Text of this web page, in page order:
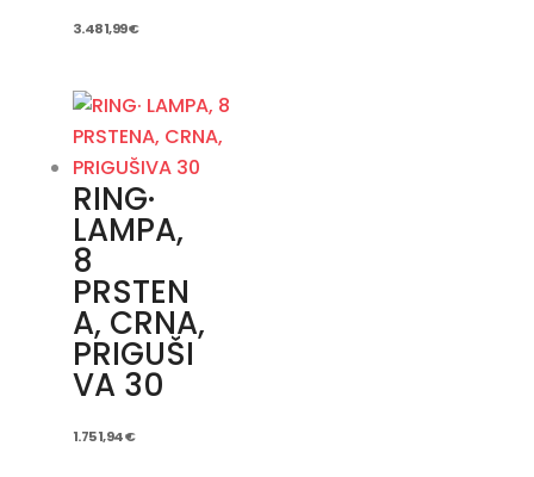
3.481,99€
RING·
LAMPA,
8
PRSTEN
A, CRNA,
PRIGUŠI
VA 30
1.751,94€